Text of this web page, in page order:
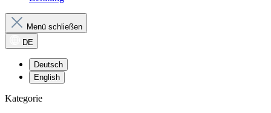
Menü schließen
DE
Deutsch
English
Kategorie